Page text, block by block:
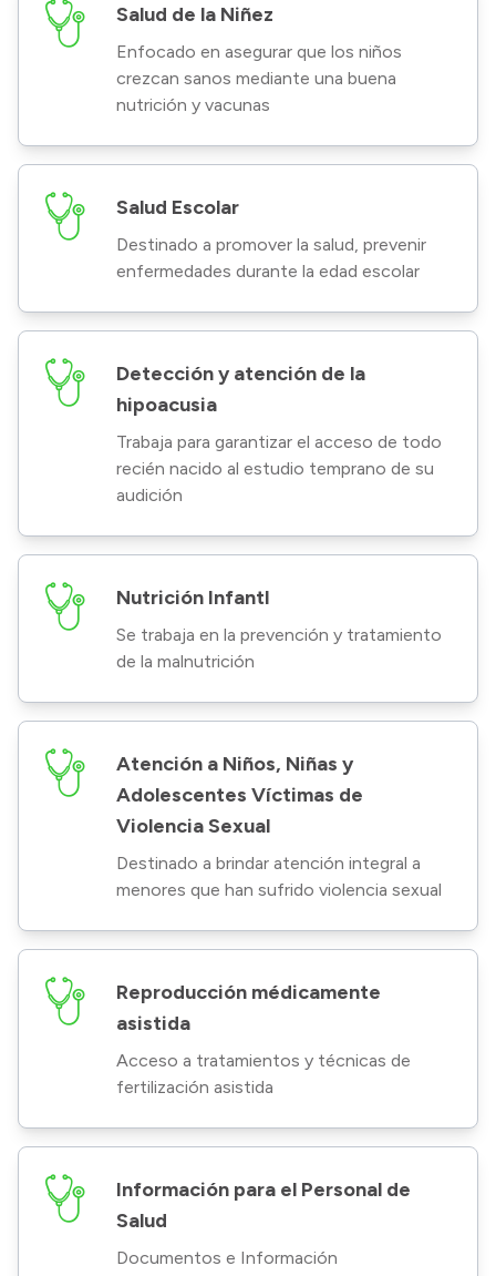
Salud de la Niñez
Enfocado en asegurar que los niños
crezcan sanos mediante una buena
nutrición y vacunas
Salud Escolar
Destinado a promover la salud, prevenir
enfermedades durante la edad escolar
Detección y atención de la
hipoacusia
Trabaja para garantizar el acceso de todo
recién nacido al estudio temprano de su
audición
Nutrición Infantl
Se trabaja en la prevención y tratamiento
de la malnutrición
Atención a Niños, Niñas y
Adolescentes Víctimas de
Violencia Sexual
Destinado a brindar atención integral a
menores que han sufrido violencia sexual
Reproducción médicamente
asistida
Acceso a tratamientos y técnicas de
fertilización asistida
Información para el Personal de
Salud
Documentos e Información